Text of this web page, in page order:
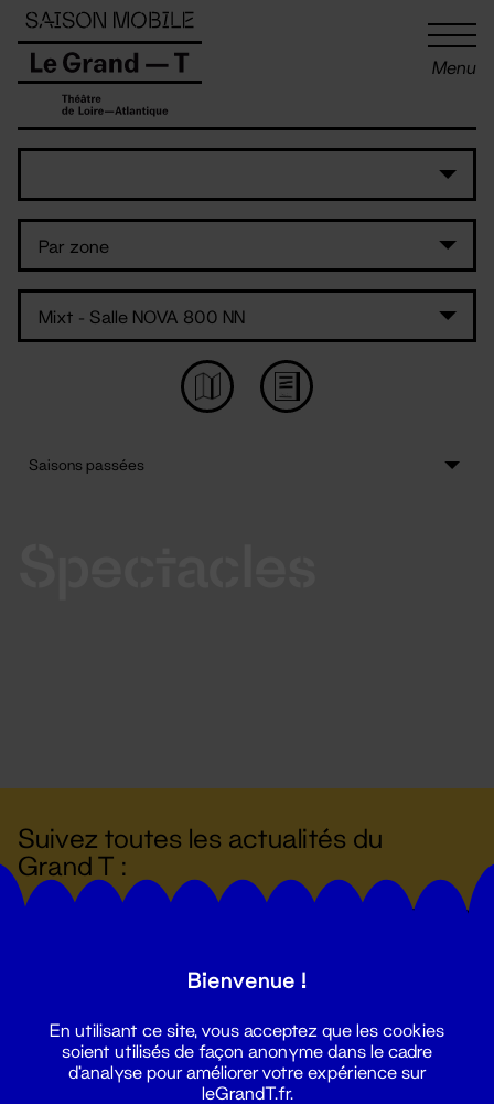
Menu
Suivez toutes les actualités du
Grand T :
Panneau de gestion des cookies
Bienvenue !
En utilisant ce site, vous acceptez que les cookies
soient utilisés de façon anonyme dans le cadre
d'analyse pour améliorer votre expérience sur
leGrandT.fr.